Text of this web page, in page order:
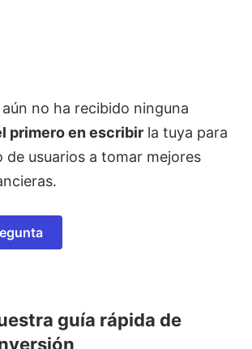
no ha recibido ninguna
primero en escribir la tuya para
de usuarios a tomar mejores
guía rápida de